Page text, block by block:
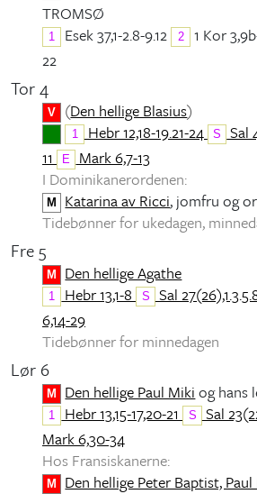
TROMSØ
1 Esek 37,1-2.8-9.12 2 1 Kor
22
Tor 4
V (Den hellige Blasius)
1 Hebr 12,18-19.21-24 S
Sal
11
E
Mark 6,7-13
I Dominikanerordenen:
M Katarina av Ricci, jomfru og
Tidebønner for ukedagen,
Fre 5
M Den hellige Agathe
1 Hebr 13,1-8 S Sal
6,14-29
Tidebønner for minnedagen
Lør 6
M Den hellige Paul Miki og hans
1 Hebr 13,15-17,20-21 S Sal
Mark 6,30-34
Hos Fransiskanerne:
M
Den hellige Peter Baptist,